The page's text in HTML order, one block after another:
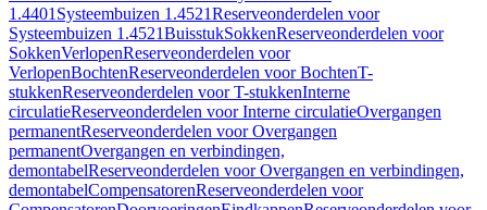
1.4401 Systeembuizen 1.4521Reserveonderdelen voor
Systeembuizen 1.4521BuisstukSokkenReserveonderdelen voor
SokkenVerlopenReserveonderdelen voor
VerlopenBochtenReserveonderdelen voor BochtenT-
stukkenReserveonderdelen voor T-stukkenInterne
circulatieReserveonderdelen voor Interne circulatieOvergangen
permanentReserveonderdelen voor Overgangen
permanentOvergangen en verbindingen,
demontabelReserveonderdelen voor Overgangen en verbindingen,
demontabelCompensatorenReserveonderdelen voor